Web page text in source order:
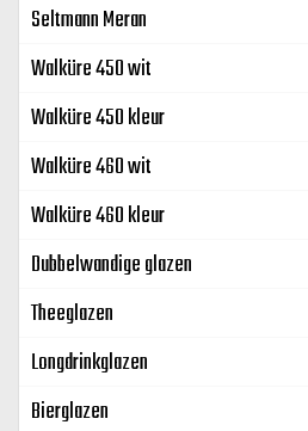
Seltmann Meran
Walküre 450 wit
Walküre 450 kleur
Walküre 460 wit
Walküre 460 kleur
Dubbelwandige glazen
Theeglazen
Longdrinkglazen
Bierglazen